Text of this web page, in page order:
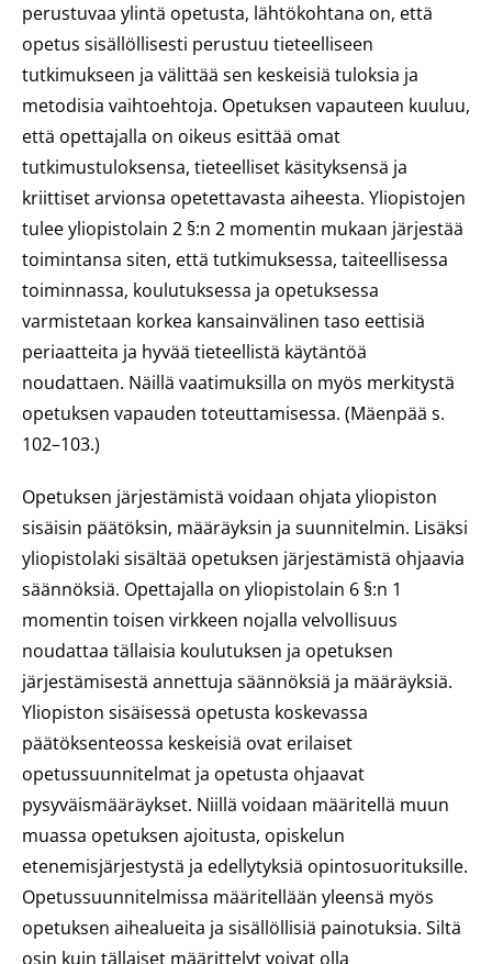
perustuvaa ylintä opetusta, lähtökohtana on, että
opetus sisällöllisesti perustuu tieteelliseen
tutkimukseen ja välittää sen keskeisiä tuloksia ja
metodisia vaihtoehtoja. Opetuksen vapauteen kuuluu,
että opettajalla on oikeus esittää omat
tutkimustuloksensa, tieteelliset käsityksensä ja
kriittiset arvionsa opetettavasta aiheesta. Yliopistojen
tulee yliopistolain 2 §:n 2 momentin mukaan järjestää
toimintansa siten, että tutkimuksessa, taiteellisessa
toiminnassa, koulutuksessa ja opetuksessa
varmistetaan korkea kansainvälinen taso eettisiä
periaatteita ja hyvää tieteellistä käytäntöä
noudattaen. Näillä vaatimuksilla on myös merkitystä
opetuksen vapauden toteuttamisessa. (Mäenpää s.
102–103.)
Opetuksen järjestämistä voidaan ohjata yliopiston
sisäisin päätöksin, määräyksin ja suunnitelmin. Lisäksi
yliopistolaki sisältää opetuksen järjestämistä ohjaavia
säännöksiä. Opettajalla on yliopistolain 6 §:n 1
momentin toisen virkkeen nojalla velvollisuus
noudattaa tällaisia koulutuksen ja opetuksen
järjestämisestä annettuja säännöksiä ja määräyksiä.
Yliopiston sisäisessä opetusta koskevassa
päätöksenteossa keskeisiä ovat erilaiset
opetussuunnitelmat ja opetusta ohjaavat
pysyväismääräykset. Niillä voidaan määritellä muun
muassa opetuksen ajoitusta, opiskelun
etenemisjärjestystä ja edellytyksiä opintosuorituksille.
Opetussuunnitelmissa määritellään yleensä myös
opetuksen aihealueita ja sisällöllisiä painotuksia. Siltä
osin kuin tällaiset määrittelyt voivat olla